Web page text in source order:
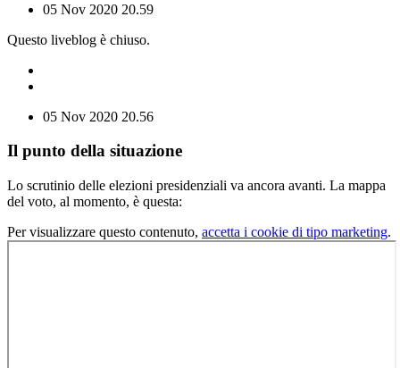
05 Nov 2020 20.59
Questo liveblog è chiuso.
05 Nov 2020 20.56
Il punto della situazione
Lo scrutinio delle elezioni presidenziali va ancora avanti. La mappa
del voto, al momento, è questa:
Per visualizzare questo contenuto, accetta i cookie di tipo marketing.